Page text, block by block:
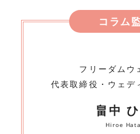
コラム
フリーダムウ
代表取締役・ウェデ
畠中
Hiroe